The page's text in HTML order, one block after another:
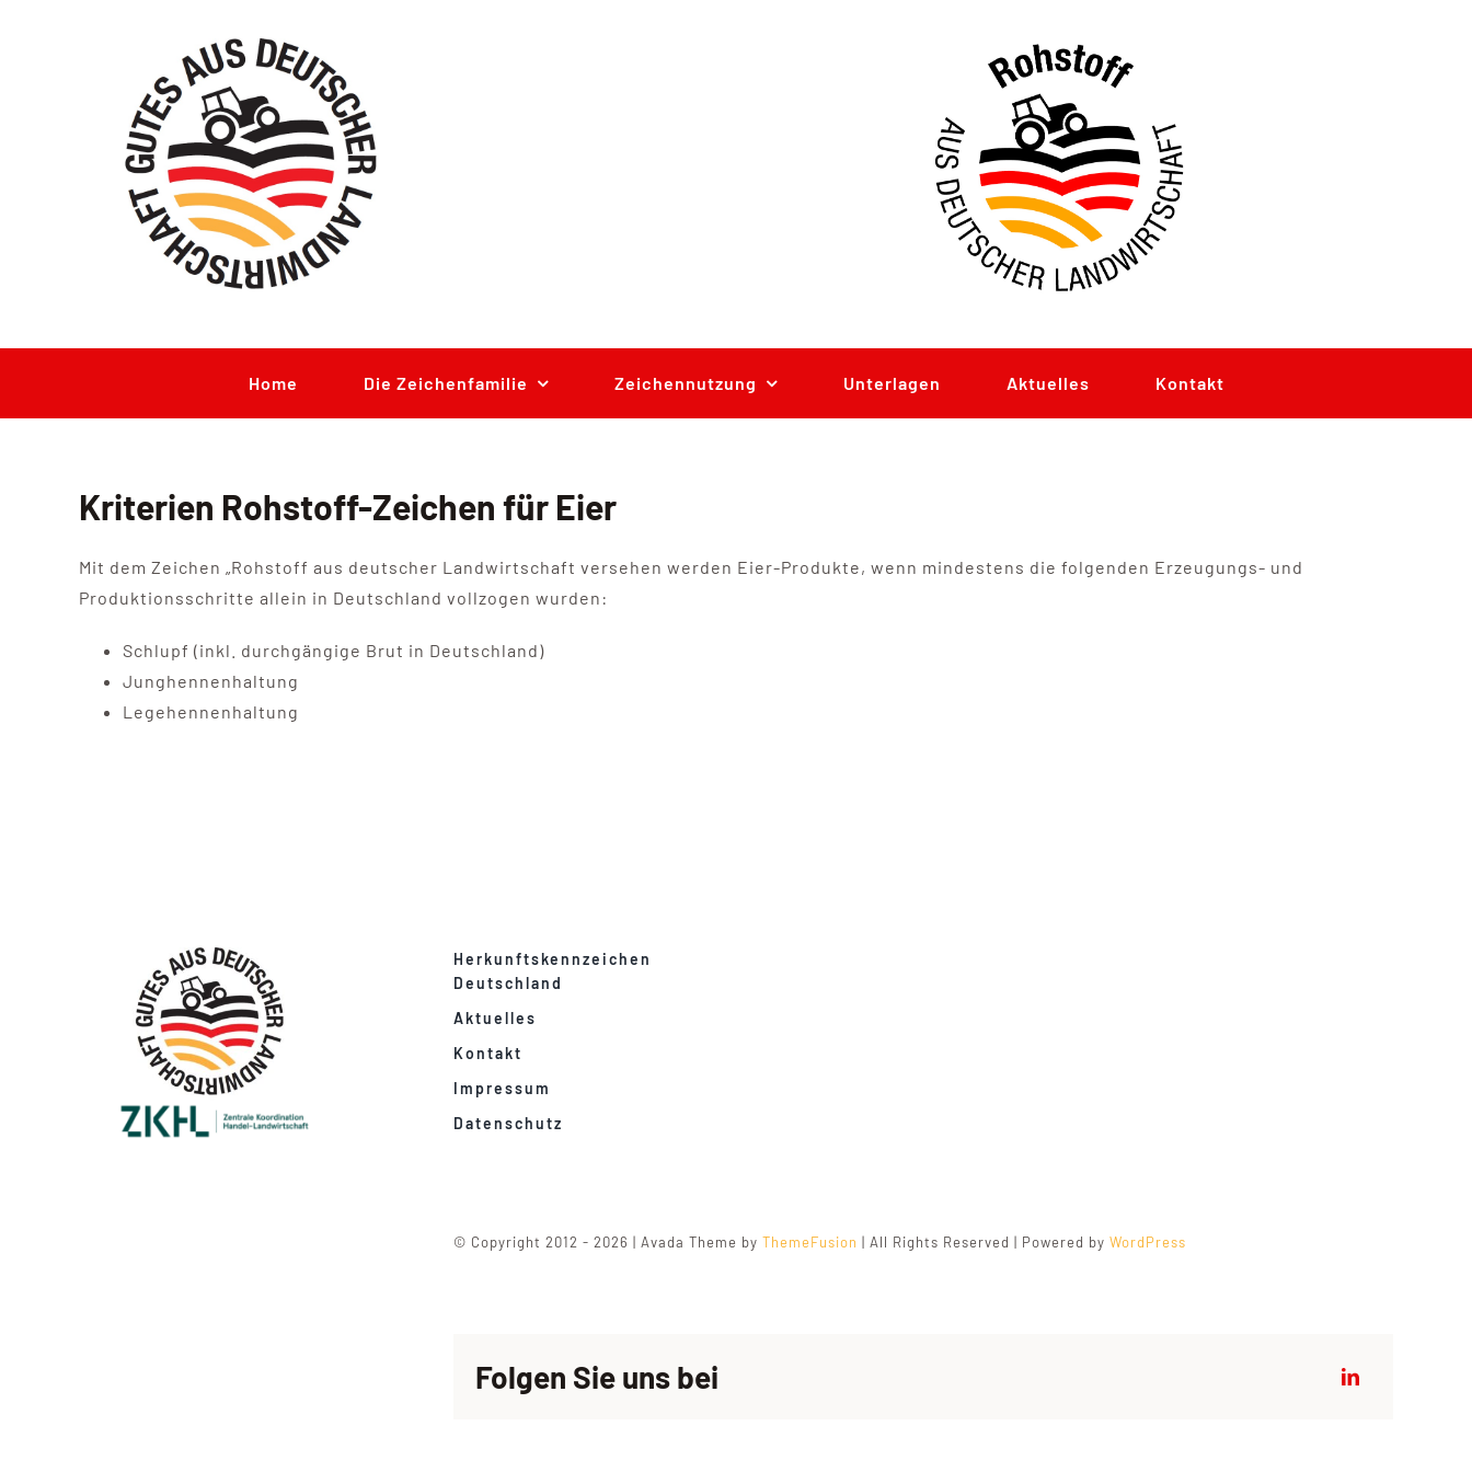
Home Die Zeichenfamilie Zeichennutzung Unterlagen Aktuelles Kontakt
Kriterien Rohstoff-Zeichen für Eier
Mit dem Zeichen „Rohstoff aus deutscher Landwirtschaft versehen werden Eier-Produkte, wenn mindestens die folgenden Erzeugungs- und
Produktionsschritte allein in Deutschland vollzogen wurden:
Schlupf (inkl. durchgängige Brut in Deutschland)
Junghennenhaltung
Legehennenhaltung
Herkunftskennzeichen
Deutschland
Aktuelles
Kontakt
Impressum
Datenschutz
© Copyright 2012 - 2026 | Avada Theme by ThemeFusion | All Rights Reserved | Powered by WordPress
Folgen Sie uns bei